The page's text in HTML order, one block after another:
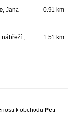
, Jana
0.91 km
nábřeží ,
1.51 km
k obchodu Petr